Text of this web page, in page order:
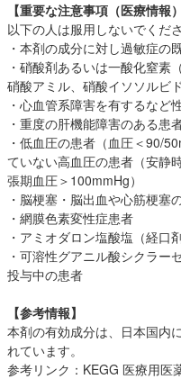
【重要な注意事項（医療情報）
以下の人は服用しないでくだ
・本剤の成分に対し過敏症の
・硝酸剤あるいは一酸化窒素
硝酸アミル、硝酸イソソルビ
・心血管系障害を有するなど
・重度の肝機能障害のある患
・低血圧の患者（血圧＜90/
ていない高血圧の患者（安静
張期血圧＞100mmHg）
・脳梗塞・脳出血や心筋梗塞
・網膜色素変性症患者
・アミオダロン塩酸塩（経口
・可溶性グアニル酸シクラー
投与中の患者
【参考情報】
本剤の有効成分は、日本国内
れています。
参考リンク： KEGG 医療用医